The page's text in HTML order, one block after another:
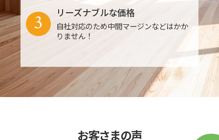
リーズナブルな価格
自社対応のため中間マージンなどはかか
りません！
3
お客さまの声